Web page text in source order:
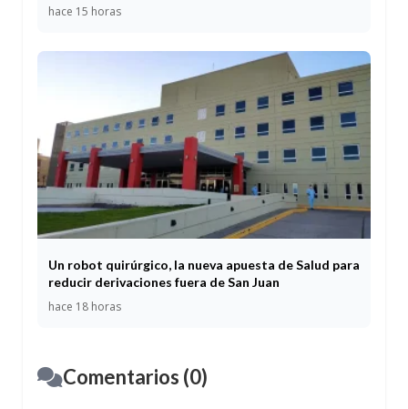
hace 15 horas
Un robot quirúrgico, la nueva apuesta de Salud para
reducir derivaciones fuera de San Juan
hace 18 horas
Comentarios (0)